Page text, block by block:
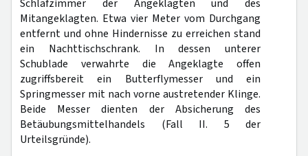
Schlafzimmer der Angeklagten und des
Mitangeklagten. Etwa vier Meter vom Durchgang
entfernt und ohne Hindernisse zu erreichen stand
ein Nachttischschrank. In dessen unterer
Schublade verwahrte die Angeklagte offen
zugriffsbereit ein Butterflymesser und ein
Springmesser mit nach vorne austretender Klinge.
Beide Messer dienten der Absicherung des
Betäubungsmittelhandels (Fall II. 5 der
Urteilsgründe).